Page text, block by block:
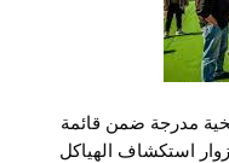
مدرجة ضمن قائمة
استكشاف الهياكل